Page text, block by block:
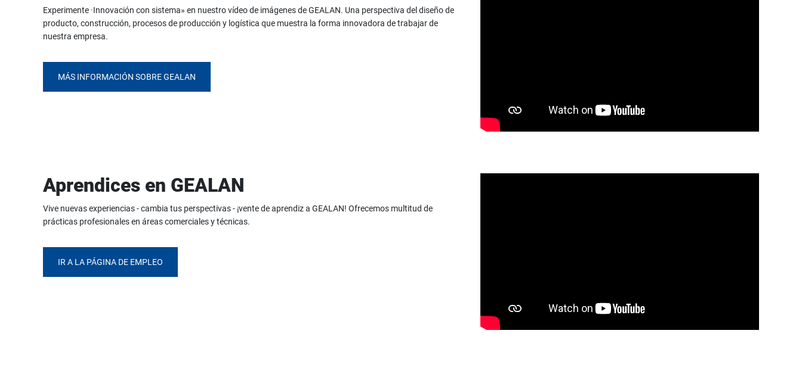
Experimente ·Innovación con sistema» en nuestro vídeo de imágenes de GEALAN. Una perspectiva del diseño de
producto, construcción, procesos de producción y logística que muestra la forma innovadora de trabajar de
nuestra empresa.
MÁS INFORMACIÓN SOBRE GEALAN
Aprendices en GEALAN
Vive nuevas experiencias - cambia tus perspectivas - ¡vente de aprendiz a GEALAN! Ofrecemos multitud de
prácticas profesionales en áreas comerciales y técnicas.
IR A LA PÁGINA DE EMPLEO